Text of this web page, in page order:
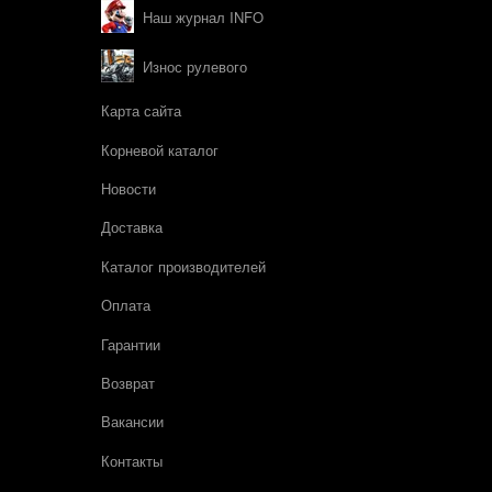
Наш журнал INFO
Износ рулевого
Карта сайта
Корневой каталог
Новости
Доставка
Каталог производителей
Оплата
Гарантии
Возврат
Вакансии
Контакты